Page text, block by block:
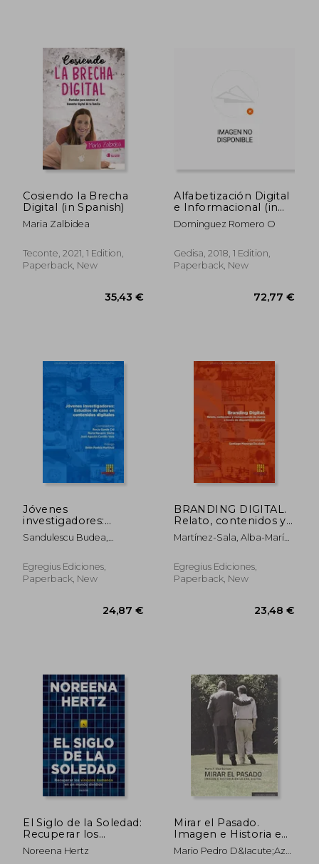
Cosiendo la Brecha
Digital (in Spanish)
Maria Zalbidea
Teconte, 2021, 1 Edition,
Paperback, New
35,43 €
Alfabetización Digital
e Informacional (in
Spanish)
Dominguez Romero O
Gedisa, 2018, 1 Edition,
Paperback, New
Jóvenes
investigadores:
Estudios de caso en
contenidos digitales
Sandulescu Budea,
Ana Isabel ; Leguey Galán,
Santiago
Egregius Ediciones,
Paperback, New
BRANDING DIGITAL.
Relato, contenidos y
comunicación de
marca a través de
(in Spanish)
Martínez-Sala, Alba-María ;
Mayorga Escalada,
Santiago
Egregius Ediciones,
Paperback, New
El Siglo de la Soledad:
Recuperar los
Vínculos Humanos en
un Mundo Dividido
Noreena Hertz
Mirar el Pasado.
Imagen e Historia en
la era Digital. (in
Spanish)
Mario Pedro D&Iacute;Az